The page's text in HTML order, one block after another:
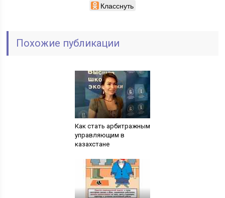
Класснуть
Похожие публикации
Как стать арбитражным
управляющим в
казахстане